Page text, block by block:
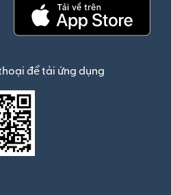
để tải ứng dụng